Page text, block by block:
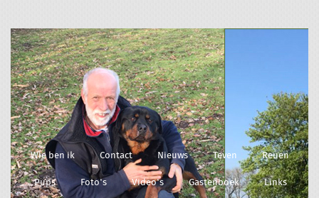
Wie ben ik Contact Nieuws Teven Reuen
Pups Foto's Video's Gastenboek Links